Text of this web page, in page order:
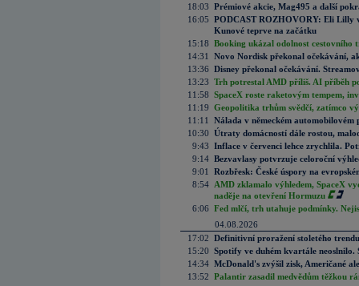
18:03 Prémiové akcie, Mag495 a další
16:05 PODCAST ROZHOVORY: Eli Lilly
Kunové teprve na začátku
15:18 Booking ukázal odolnost cestovního
14:31
Novo Nordisk překonal očekávání,
13:36 Disney překonal očekávání.
13:23 Trh potrestal AMD příliš. AI příběh
11:58 SpaceX roste raketovým tempem,
11:19 Geopolitika trhům svědčí, zatímco
11:11
Nálada v německém automobilovém
10:30 Útraty domácností dále rostou,
9:43 Inflace v červenci lehce zrychlila.
9:14 Bezvavlasy potvrzuje celoroční
9:01
Rozbřesk: České úspory na
8:54 AMD zklamalo výhledem, SpaceX
naděje na otevření Hormuzu
6:06 Fed mlčí, trh utahuje podmínky.
04.08.2026
17:02 Definitivní proražení stoletého
15:20 Spotify ve duhém kvartále neoslnilo.
14:34 McDonald's zvýšil zisk, Američané
13:52 Palantir zasadil medvědům těžkou